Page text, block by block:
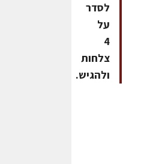
לסדר
על
4
צלחות
ולהגיש.